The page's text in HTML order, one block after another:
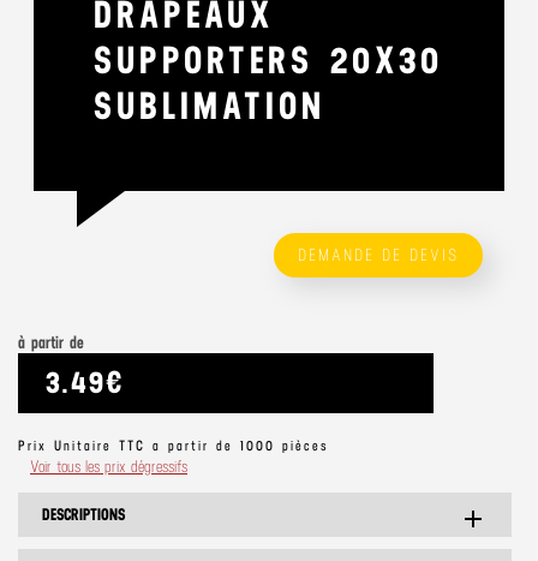
DRAPEAUX
SUPPORTERS 20X30
SUBLIMATION
DEMANDE DE DEVIS
à partir de
3.49€
Prix Unitaire TTC a partir de 1000 pièces
Voir tous les prix dégressifs
DESCRIPTIONS add